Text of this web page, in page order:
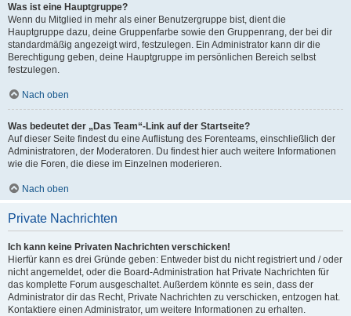
Was ist eine Hauptgruppe?
Wenn du Mitglied in mehr als einer Benutzergruppe bist, dient die
Hauptgruppe dazu, deine Gruppenfarbe sowie den Gruppenrang, der bei dir
standardmäßig angezeigt wird, festzulegen. Ein Administrator kann dir die
Berechtigung geben, deine Hauptgruppe im persönlichen Bereich selbst
festzulegen.
Nach oben
Was bedeutet der „Das Team“-Link auf der Startseite?
Auf dieser Seite findest du eine Auflistung des Forenteams, einschließlich der
Administratoren, der Moderatoren. Du findest hier auch weitere Informationen
wie die Foren, die diese im Einzelnen moderieren.
Nach oben
Private Nachrichten
Ich kann keine Privaten Nachrichten verschicken!
Hierfür kann es drei Gründe geben: Entweder bist du nicht registriert und / oder
nicht angemeldet, oder die Board-Administration hat Private Nachrichten für
das komplette Forum ausgeschaltet. Außerdem könnte es sein, dass der
Administrator dir das Recht, Private Nachrichten zu verschicken, entzogen hat.
Kontaktiere einen Administrator, um weitere Informationen zu erhalten.